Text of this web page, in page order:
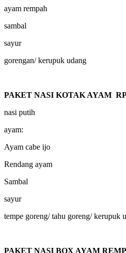
ayam rempah
sambal
sayur
gorengan/ kerupuk udang
PAKET NASI KOTAK AYAM RP
nasi putih
ayam:
Ayam cabe ijo
Rendang ayam
Sambal
sayur
tempe goreng/ tahu goreng/ kerupuk
PAKET NASI BOX AYAM